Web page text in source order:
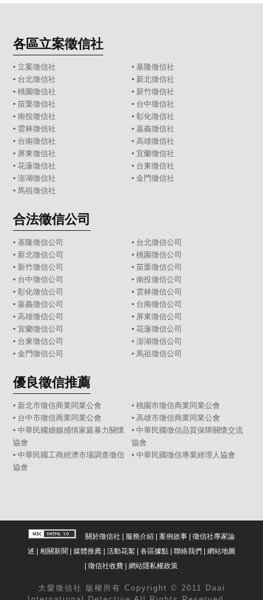
各區立案徵信社
▪ 立案徵信社 ▪ 基隆徵信社
▪ 台北徵信社 ▪ 新北徵信社
▪桃園徵信社 ▪ 新竹徵信社
▪苗栗徵信社 ▪ 台中徵信社
▪南投徵信社 ▪ 彰化徵信社
▪ 雲林徵信社 ▪ 嘉義徵信社
▪ 台南徵信社 ▪ 高雄徵信社
▪ 屏東徵信社 ▪ 宜蘭徵信社
▪花蓮徵信社 ▪ 台東徵信社
▪澎湖徵信社 ▪ 金門徵信社
▪ 馬祖徵信社
合法徵信公司
▪基隆徵信公司 ▪ 台北徵信公司
▪ 新北徵信公司 ▪ 桃園徵信公司
▪ 新竹徵信公司 ▪ 苗栗徵信公司
▪ 台中徵信公司 ▪ 南投徵信公司
▪彰化徵信公司 ▪ 雲林徵信公司
▪嘉義徵信公司 ▪ 台南徵信公司
▪高雄徵信公司 ▪ 屏東徵信公司
▪宜蘭徵信公司 ▪ 花蓮徵信公司
▪ 台東徵信公司 ▪ 澎湖徵信公司
▪金門徵信公司 ▪ 馬祖徵信公司
優良徵信推薦
▪ 新北市徵信商業同業公會
▪ 桃園市徵信商業同業公會
▪ 台中市徵信商業同業公會
▪ 高雄市徵信商業同業公會
▪ 中華民國婚姻感情家庭暴力關懷
協會
▪ 中華民國徵信品質保障關懷交流
協會
▪ 中華民國工商經濟市場調查徵信
協會
▪ 中華民國徵信專業經理人協會
關於徵信社 | 服務介紹| 案例故事| 徵信社專家論
述 | 相關新聞 | 媒體推薦| 活動花絮| 各區據點| 聯絡我們| 網站地圖
|徵信社收費 |網站隱私權政策
大愛 徵信社
版權所有 Copyright © 2011 Daai